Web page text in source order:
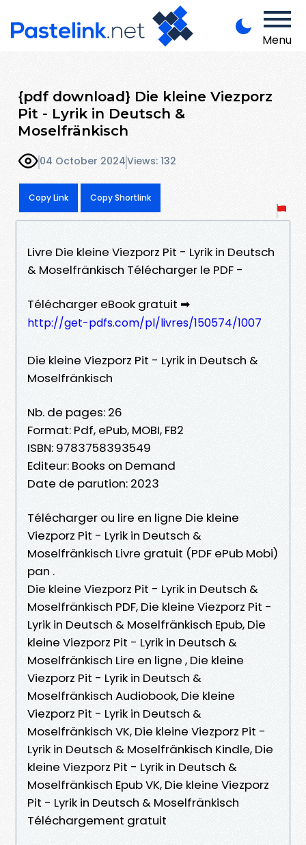
Menu
{pdf download} Die kleine Viezporz
Pit - Lyrik in Deutsch &
Moselfränkisch
04 October 2024Views: 132
Copy Link Copy Shortlink
Livre Die kleine Viezporz Pit - Lyrik in Deutsch
& Moselfränkisch Télécharger le PDF -
Télécharger eBook gratuit ➡
http://get-pdfs.com/pl/livres/150574/1007
Die kleine Viezporz Pit - Lyrik in Deutsch &
Moselfränkisch
Nb. de pages: 26
Format: Pdf, ePub, MOBI, FB2
ISBN: 9783758393549
Editeur: Books on Demand
Date de parution: 2023
Télécharger ou lire en ligne Die kleine
Viezporz Pit - Lyrik in Deutsch &
Moselfränkisch Livre gratuit (PDF ePub Mobi)
pan .
Die kleine Viezporz Pit - Lyrik in Deutsch &
Moselfränkisch PDF, Die kleine Viezporz Pit -
Lyrik in Deutsch & Moselfränkisch Epub, Die
kleine Viezporz Pit - Lyrik in Deutsch &
Moselfränkisch Lire en ligne , Die kleine
Viezporz Pit - Lyrik in Deutsch &
Moselfränkisch Audiobook, Die kleine
Viezporz Pit - Lyrik in Deutsch &
Moselfränkisch VK, Die kleine Viezporz Pit -
Lyrik in Deutsch & Moselfränkisch Kindle, Die
kleine Viezporz Pit - Lyrik in Deutsch &
Moselfränkisch Epub VK, Die kleine Viezporz
Pit - Lyrik in Deutsch & Moselfränkisch
Téléchargement gratuit